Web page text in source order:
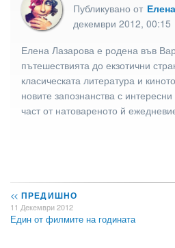
Публикувано от
декември 2012, 00:15
Елена Лазарова е родена във
пътешествията до екзотични
класическата литература и
новите запознанства с
част от натовареното й
<< ПРЕДИШНО
11 Декември 2012
Един от филмите на годината